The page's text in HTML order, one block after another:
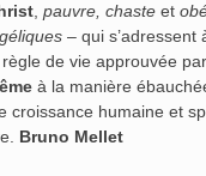
pauvre, chaste et
– qui
de vie approuvée
à la manière
croissance humaine et
Bruno Mellet